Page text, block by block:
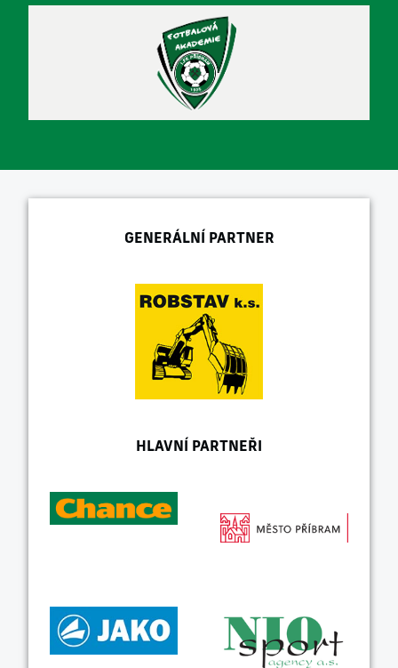
GENERÁLNÍ PARTNER
HLAVNÍ PARTNEŘI